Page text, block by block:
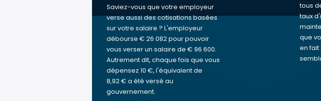
Saviez-vous que votre employeur
verse aussi des cotisations basées
sur votre salaire ? L'employeur
débourse € 26 082 pour pouvoir
vous verser un salaire de € 96 600.
Autrement dit, chaque fois que vous
dépensez 10 €, l'équivalent de
8,92 € a été versé au
gouvernement.
tous
taux
que
en fait